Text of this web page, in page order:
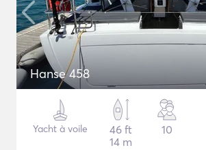
Hanse 458
Yacht à voile
46 ft
14 m
10